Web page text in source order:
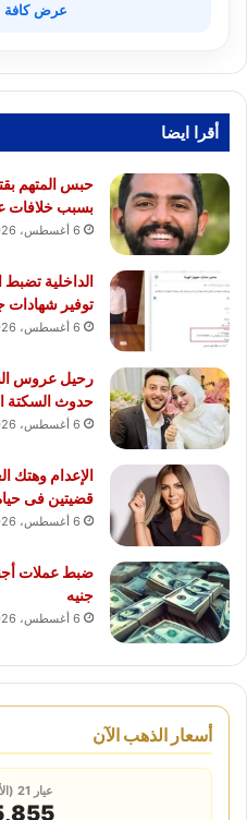
عرض كافة
أقرا ايضا
حبس المتهم
بسبب خلافات
6 أغسطس، 2026
الداخلية
توفير شهادات
6 أغسطس، 2026
رحيل عروس
حدوث السكتة
6 أغسطس، 2026
قضيتين فى
6 أغسطس، 2026
جنيه
6 أغسطس، 2026
أسعار الذهب الآن
عيار 21 (الأكثر مبيعاً)
5,855